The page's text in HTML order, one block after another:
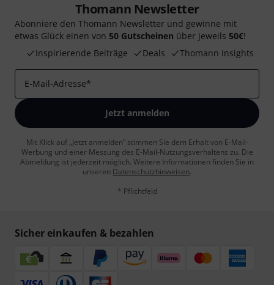
Thomann Newsletter
Abonniere den Thomann Newsletter und gewinne mit
etwas Glück einen von 50 Gutscheinen über jeweils 50€!
Inspirierende Beiträge
Deals Thomann Insights
E-Mail-Adresse*
Jetzt anmelden
Mit Klick auf „Jetzt anmelden“ stimmen Sie dem Erhalt von E-Mail-
Werbung und einer Messung des E-Mail-Nutzungsverhaltens zu. Die
Abmeldung ist jederzeit möglich. Weitere Informationen finden Sie in
unseren Datenschutzhinweisen.
* Pflichtfeld
Sicher einkaufen & bezahlen